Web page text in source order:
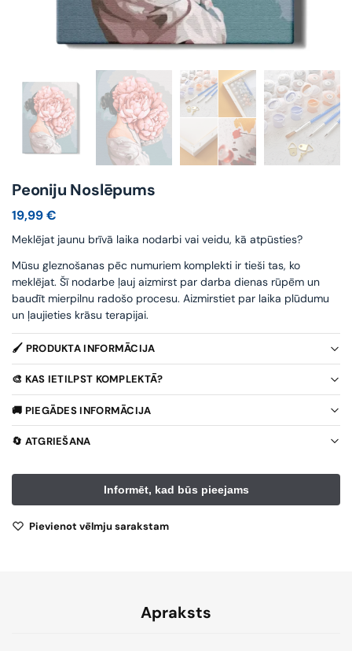
Peoniju Noslēpums
19,99€
Meklējat jaunu brīvā laika nodarbi vai veidu, kā atpūsties?
Mūsu gleznošanas pēc numuriem komplekti ir tieši tas, ko
meklējat. Šī nodarbe ļauj aizmirst par darba dienas rūpēm un
baudīt mierpilnu radošo procesu. Aizmirstiet par laika plūdumu
un ļaujieties krāsu terapijai.
🖌️ PRODUKTA INFORMĀCIJA
🎨 KAS IETILPST KOMPLEKTĀ?
🚚 PIEGĀDES INFORMĀCIJA
🔄 ATGRIEŠANA
Pievienot vēlmju sarakstam
Apraksts